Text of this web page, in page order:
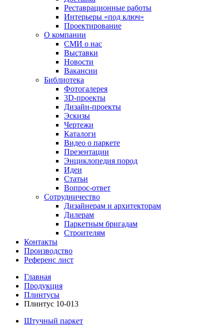
Реставрационные работы
Интерьеры «под ключ»
Проектирование
О компании
СМИ о нас
Выставки
Новости
Вакансии
Библиотека
Фотогалерея
3D-проекты
Дизайн-проекты
Эскизы
Чертежи
Каталоги
Видео о паркете
Презентации
Энциклопедия пород
Идеи
Статьи
Вопрос-ответ
Сотрудничество
Дизайнерам и архитекторам
Дилерам
Паркетным бригадам
Строителям
Контакты
Производство
Референс лист
Главная
Продукция
Плинтусы
Плинтус 10-013
Штучный паркет